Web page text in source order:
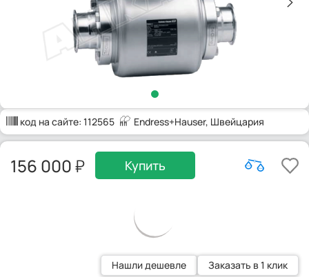
код на сайте: 112565 Endress+Hauser, Швейцария
156 000 Купить
Нашли дешевле Заказать в 1 клик